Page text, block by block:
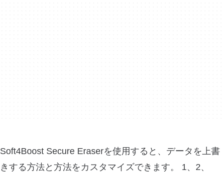
Soft4Boost Secure Eraserを使用すると、データを上書
きする方法と方法をカスタマイズできます。 1、2、